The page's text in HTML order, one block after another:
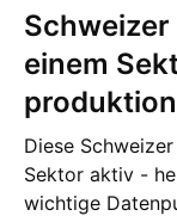
Schweizer Unternehmen, die in
einem
produktion
Diese
Sektor aktiv -
wichtige